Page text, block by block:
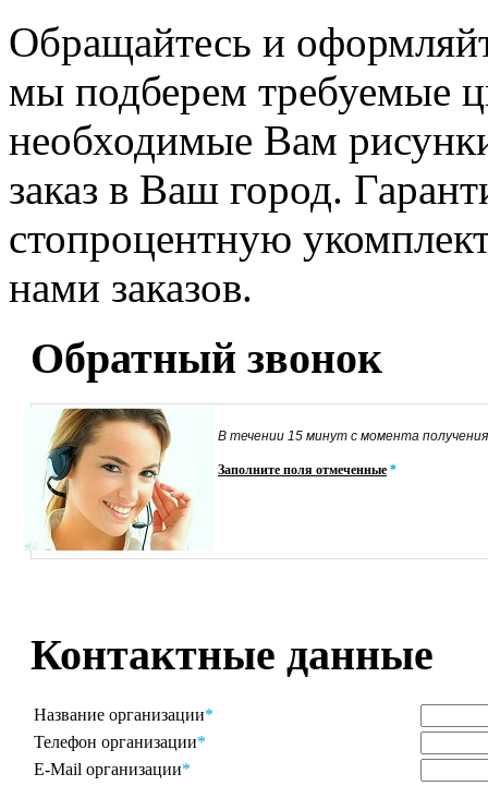
Обращайтесь и
мы подберем требуемые
необходимые Вам
заказ в Ваш город.
стопроцентную
нами заказов.
Обратный звонок
В течении 15 минут с момента
Заполните поля отмеченные *
Контактные данные
Название организации*
Телефон организации*
E-Mail организации*